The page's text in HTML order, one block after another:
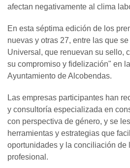
afectan negativamente al clima
En esta séptima edición de los
nuevas y otras 27, entre las que
Universal, que renuevan su sello,
su compromiso y fidelización" en
Ayuntamiento de Alcobendas.
Las empresas participantes han
y consultoría especializada en
con perspectiva de género, y se
herramientas y estrategias que
oportunidades y la conciliación de
profesional.